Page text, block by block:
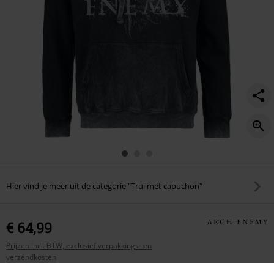
Hier vind je meer uit de categorie "Trui met capuchon"
€ 64,99
Prijzen incl. BTW, exclusief verpakkings- en
verzendkosten